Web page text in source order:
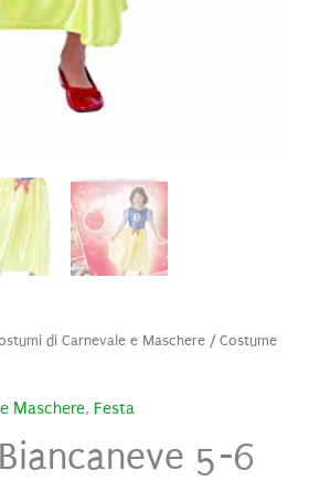
di Carnevale e Maschere/ Costume
Maschere, Festa
5-6